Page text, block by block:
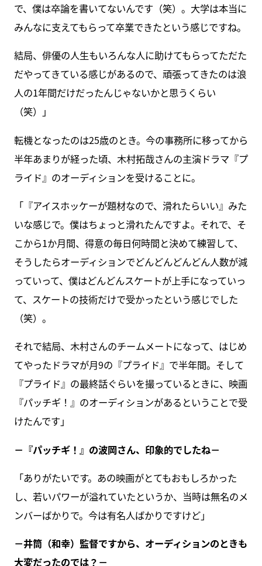
で、僕は卒論を書いてないんです（笑）。大学は本当に
みんなに支えてもらって卒業できたという感じですね。
結局、俳優の人生もいろんな人に助けてもらってただた
だやってきている感じがあるので、頑張ってきたのは浪
人の1年間だけだったんじゃないかと思うくらい
（笑）」
転機となったのは25歳のとき。今の事務所に移ってから
半年あまりが経った頃、木村拓哉さんの主演ドラマ『プ
ライド』のオーディションを受けることに。
「『アイスホッケーが題材なので、滑れたらいい』みた
いな感じで。僕はちょっと滑れたんですよ。それで、そ
こから1か月間、得意の毎日何時間と決めて練習して、
そうしたらオーディションでどんどんどんどん人数が減
っていって、僕はどんどんスケートが上手になっていっ
て、スケートの技術だけで受かったという感じでした
（笑）。
それで結局、木村さんのチームメートになって、はじめ
てやったドラマが月9の『プライド』で半年間。そして
『プライド』の最終話ぐらいを撮っているときに、映画
『パッチギ！』のオーディションがあるということで受
けたんです」
－『パッチギ！』の波岡さん、印象的でしたね－
「ありがたいです。あの映画がとてもおもしろかった
し、若いパワーが溢れていたというか、当時は無名のメ
ンバーばかりで。今は有名人ばかりですけど」
－井筒（和幸）監督ですから、オーディションのときも
大変だったのでは？－